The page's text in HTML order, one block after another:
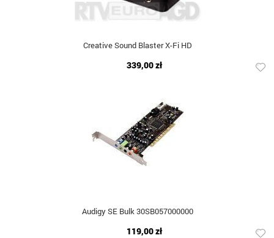
Creative Sound Blaster X-Fi HD
339,00 zł
Audigy SE Bulk 30SB057000000
119,00 zł